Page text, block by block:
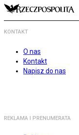
KONTAKT
O nas
Kontakt
Napisz do nas
REKLAMA I PRENUMERATA